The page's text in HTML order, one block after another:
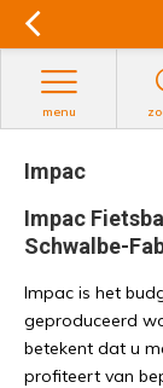
menu
Impac
Impac
Schwalbe-
Impac is het
geproduceerd
betekent dat u
profiteert van